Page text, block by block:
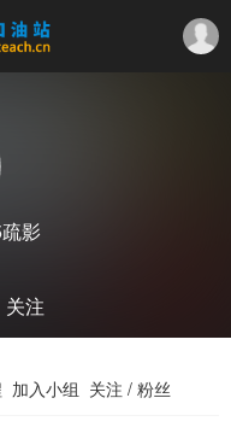
影
关注
加入小组 关注 / 粉丝